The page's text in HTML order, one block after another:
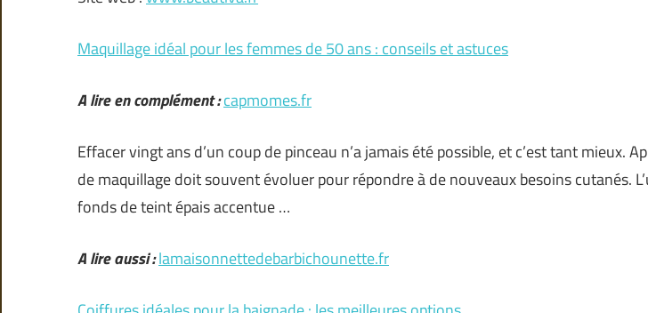
Maquillage idéal pour les femmes de 50 ans : conseils et astuces
A lire en complément :capmomes.fr
Effacer vingt ans d’un coup de pinceau n’a jamais été possible, et c’est tant mieux.
de maquillage doit souvent évoluer pour répondre à de nouveaux besoins cutanés.
fonds de teint épais accentue …
A lire aussi :lamaisonnettedebarbichounette.fr